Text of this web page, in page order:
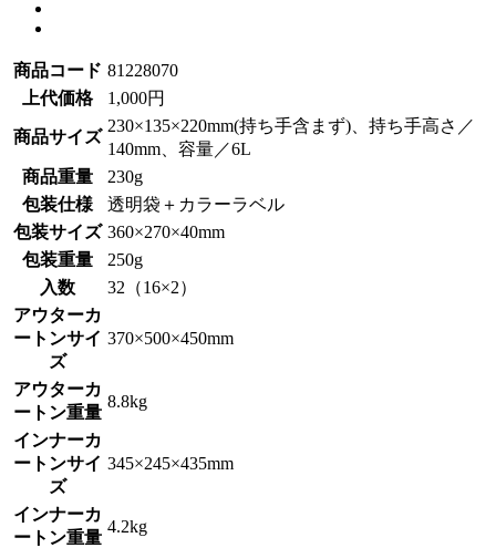
商品コード 81228070
上代価格
1,000円
商品サイズ
230×135×220mm(持ち手含まず)、持ち手高さ／
140mm、容量／6L
商品重量
230g
包装仕様
透明袋＋カラーラベル
包装サイズ 360×270×40mm
包装重量
250g
入数
32（16×2）
アウターカ
ートンサイ
ズ
370×500×450mm
アウターカ
ートン重量
8.8kg
インナーカ
ートンサイ
ズ
345×245×435mm
インナーカ
ートン重量
4.2kg